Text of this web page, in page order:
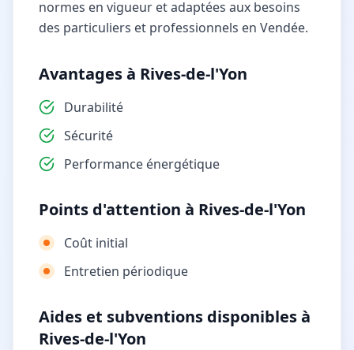
normes en vigueur et adaptées aux besoins
des particuliers et professionnels en Vendée.
Avantages à Rives-de-l'Yon
Durabilité
Sécurité
Performance énergétique
Points d'attention à Rives-de-l'Yon
Coût initial
Entretien périodique
Aides et subventions disponibles à
Rives-de-l'Yon